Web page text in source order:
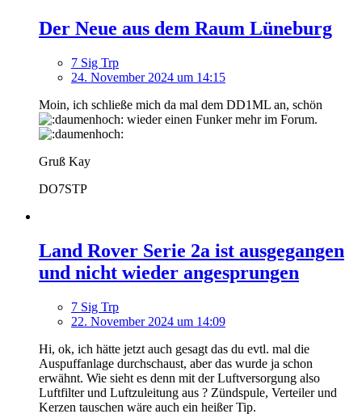
Der Neue aus dem Raum Lüneburg
7 Sig Trp
24. November 2024 um 14:15
Moin, ich schließe mich da mal dem DD1ML an, schön
wieder einen Funker mehr im Forum.
Gruß Kay
DO7STP
Land Rover Serie 2a ist ausgegangen
und nicht wieder angesprungen
7 Sig Trp
22. November 2024 um 14:09
Hi, ok, ich hätte jetzt auch gesagt das du evtl. mal die
Auspuffanlage durchschaust, aber das wurde ja schon
erwähnt. Wie sieht es denn mit der Luftversorgung also
Luftfilter und Luftzuleitung aus ? Zündspule, Verteiler und
Kerzen tauschen wäre auch ein heißer Tip.